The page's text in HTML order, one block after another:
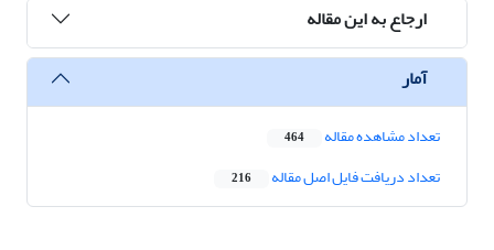
ارجاع به این مقاله
آمار
تعداد مشاهده مقاله 464
تعداد دریافت فایل اصل مقاله 216